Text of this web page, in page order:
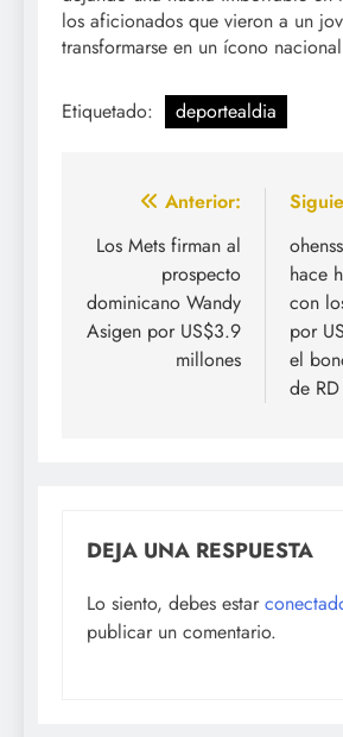
los aficionados que vieron a un
transformarse en un ícono
Etiquetado: deportealdia
Navegación
de
entradas
Anterior:
Los Mets firman al
prospecto
dominicano Wandy
Asigen por US$3.9
millones
hace
con
por
el
de
DEJA UNA RESPUESTA
Lo siento, debes estar
publicar un comentario.